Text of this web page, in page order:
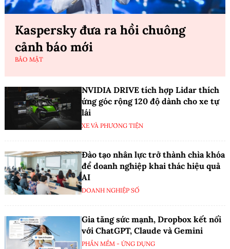
Kaspersky đưa ra hồi chuông
cảnh báo mới
BẢO MẬT
NVIDIA DRIVE tích hợp Lidar thích
ứng góc rộng 120 độ dành cho xe tự
lái
XE VÀ PHƯƠNG TIỆN
Đào tạo nhân lực trở thành chìa khóa
để doanh nghiệp khai thác hiệu quả
AI
DOANH NGHIỆP SỐ
Gia tăng sức mạnh, Dropbox kết nối
với ChatGPT, Claude và Gemini
PHẦN MỀM - ỨNG DỤNG